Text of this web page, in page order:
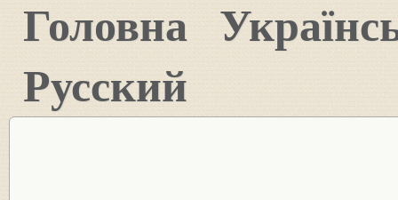
Головна
Русский